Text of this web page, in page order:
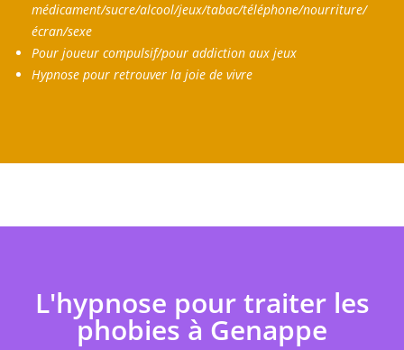
médicament/sucre/alcool/jeux/tabac/téléphone/nourriture/
écran/sexe
Pour joueur compulsif/pour addiction aux jeux
Hypnose pour retrouver la joie de vivre
L'hypnose pour traiter les
phobies à Genappe